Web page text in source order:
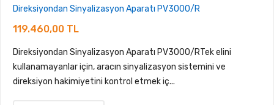
Direksiyondan Sinyalizasyon Aparatı PV3000/R
119.460,00 TL
Direksiyondan Sinyalizasyon Aparatı PV3000/RTek elini
kullanamayanlar için, aracın sinyalizasyon sistemini ve
direksiyon hakimiyetini kontrol etmek iç...